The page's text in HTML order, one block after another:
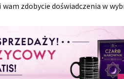
zdobycie doświadczenia w